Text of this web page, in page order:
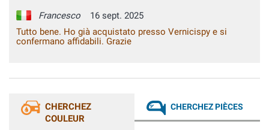
Francesco
16 sept. 2025
Tutto bene. Ho già acquistato presso Vernicispy e si
confermano affidabili. Grazie
CHERCHEZ
COULEUR
CHERCHEZ PIÈCES